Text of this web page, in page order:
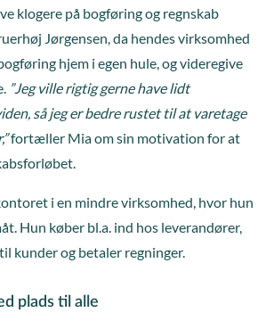
klogere på bogføring og regnskab
Jørgensen, da hendes virksomhed
hjem i egen hule, og videregive
”Jeg ville rigtig gerne have lidt
så jeg er bedre rustet til at varetage
fortæller Mia om sin motivation for at
i en mindre virksomhed, hvor hun
Hun køber bl.a. ind hos leverandører,
kunder og betaler regninger.
plads til alle